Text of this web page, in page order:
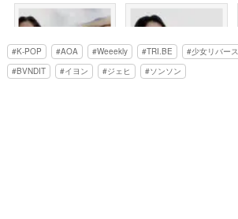
K-POP AOA Weeekly TRI.BE 少女リバース
BVNDIT
イヨン ジェヒ ソンソン